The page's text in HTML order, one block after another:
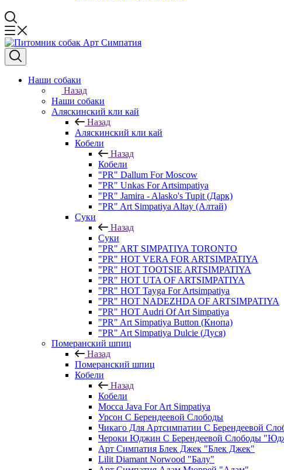
Наши собаки
Назад
Наши собаки
Аляскинский кли кай
Назад
Аляскинский кли кай
Кобели
Назад
Кобели
"PR" Dallum For Moscow
"PR" Unkas For Artsimpatiya
"PR" Jamira - Alasko's Tupit (Дарк)
"PR" Art Simpatiya Altay (Алтай)
Суки
Назад
Суки
"PR" ART SIMPATIYA TORONTO
"PR" HOT VERA FOR ARTSIMPATIYA
"PR" HOT TOOTSIE ARTSIMPATIYA
"PR" HOT UTA OF ARTSIMPATIYA
"PR" HOT Tayga For Artsimpatiya
"PR" HOT NADEZHDA OF ARTSIMPATIYA
"PR" HOT Audri Of Art Simpatiya
"PR" Art Simpatiya Button (Кнопа)
"PR" Art Simpatiya Dulcie (Дуся)
Померанский шпиц
Назад
Померанский шпиц
Кобели
Назад
Кобели
Mocca Java For Art Simpatiya
Урсон С Берендеевой Слободы
Чикаго Для Артсимпатии С Берендеевой
Чероки Юджин С Берендеевой Слободы
Арт Симпатия Блек Джек "Блек Джек"
Lilit Diamant Norwood "Балу"